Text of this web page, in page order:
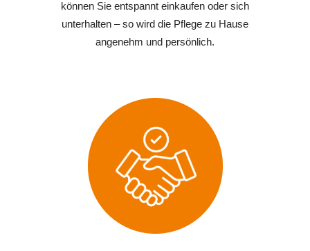
können Sie entspannt einkaufen oder sich
unterhalten – so wird die Pflege zu Hause
angenehm und persönlich.